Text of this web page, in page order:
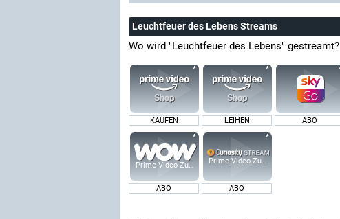
Leuchtfeuer des Lebens Streams
Wo wird "Leuchtfeuer des Lebens" gestreamt?
KAUFEN LEIHEN ABO
Prime Video Zusatz-Kanäle
ABO
Prime Video Zusatz-Kanäle
ABO